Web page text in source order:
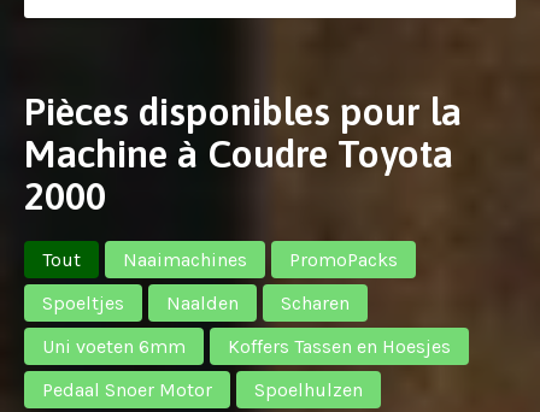
Pièces disponibles pour la
Machine à Coudre Toyota
2000
Tout Naaimachines
PromoPacks
Spoeltjes
Naalden
Scharen
Uni voeten 6mm
Koffers Tassen en Hoesjes
Pedaal Snoer Motor
Spoelhulzen